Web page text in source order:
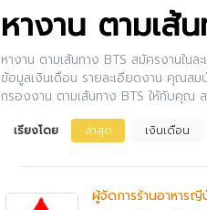
หางาน ตามเส้
หางาน ตามเส้นทาง BTS สมัครงานใน
ข้อมูลเงินเดือน รายละเอียดงาน คุณส
กรองงาน ตามเส้นทาง BTS ให้กับคุณ
ค้นหาได้อีกด้วย
เรียงโดย ล่าสุด เงินเดือน
ผู้จัดการร้านอาหาร